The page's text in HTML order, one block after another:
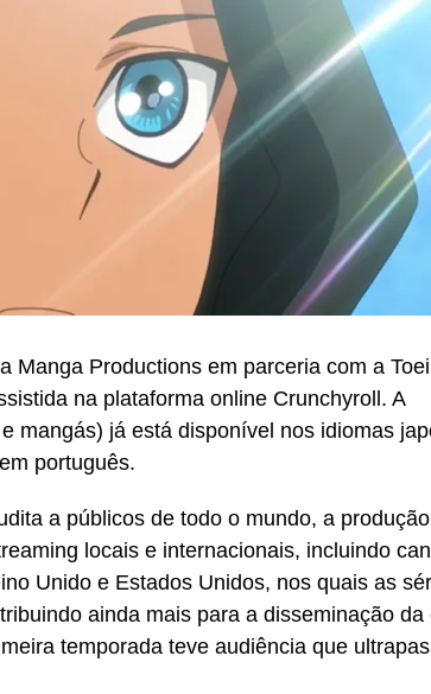
Manga Productions em parceria com a Toei
na plataforma online Crunchyroll. A
mangás) já está disponível nos idiomas
português.
a públicos de todo o mundo, a
locais e internacionais, incluindo
Unido e Estados Unidos, nos quais as
ainda mais para a disseminação da
temporada teve audiência que